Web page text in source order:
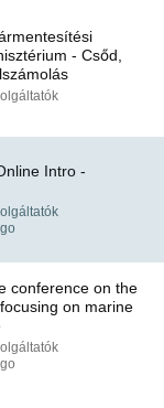
That
- Csőd,
Intro -
conference on the
on marine